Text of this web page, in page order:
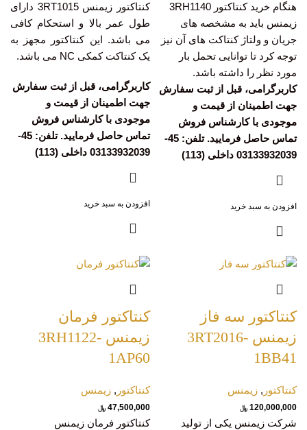
هنگام خرید کنتاکتور 3RH1140
زیمنس باید به مشخصه های
جریان و ولتاژ کنتاکت های آن نیز
توجه کرد تا توانایی تحمل بار
مورد نظر را داشته باشد.
کاربرگرامی، قبل از ثبت سفارش
جهت اطمینان از قیمت و
موجودی با کارشناس فروش
تماس حاصل فرمایید. تلفن: 45-
03133932039 داخلی (113)
افزودن به سبد خرید
کنتاکتور زیمنس 3RT1015 دارای
طول عمر بالا و استحکام کافی
می باشد. این کنتاکتور مجهز به
یک کنتاکت کمکی NC می باشد.
کاربرگرامی، قبل از ثبت سفارش
جهت اطمینان از قیمت و
موجودی با کارشناس فروش
تماس حاصل فرمایید. تلفن: 45-
03133932039 داخلی (113)
افزودن به سبد خرید
کنتاکتور سه فاز
زیمنس 3RT2016-
1BB41
کنتاکتور , زیمنس
120,000,000 ﷼
شرکت زیمنس یکی از تولید
کنتاکتور فرمان
زیمنس 3RH1122-
1AP60
کنتاکتور , زیمنس
47,500,000 ﷼
کنتاکتور فرمان زیمنس